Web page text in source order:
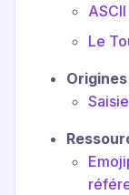
Le
Origines